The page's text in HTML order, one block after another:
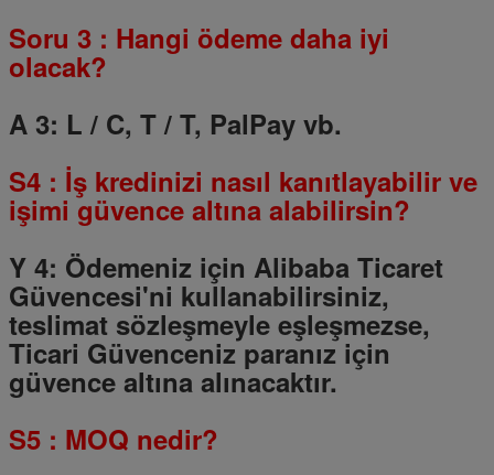
Soru 3 : Hangi ödeme daha iyi
olacak?
A 3: L / C, T / T, PalPay vb.
S4 : İş kredinizi nasıl kanıtlayabilir ve
işimi güvence altına alabilirsin?
Y 4: Ödemeniz için Alibaba Ticaret
Güvencesi'ni kullanabilirsiniz,
teslimat sözleşmeyle eşleşmezse,
Ticari Güvenceniz paranız için
güvence altına alınacaktır.
S5 : MOQ nedir?